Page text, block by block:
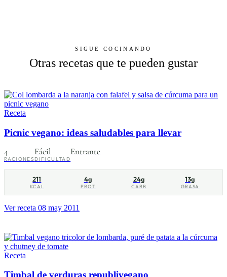
SIGUE COCINANDO
Otras recetas que te pueden gustar
Receta
Picnic vegano: ideas saludables para llevar
4
RACIONES
Fácil
DIFICULTAD
Entrante
211
KCAL
4g
PROT
24g
CARB
13g
GRASA
Ver receta 08 may 2011
Receta